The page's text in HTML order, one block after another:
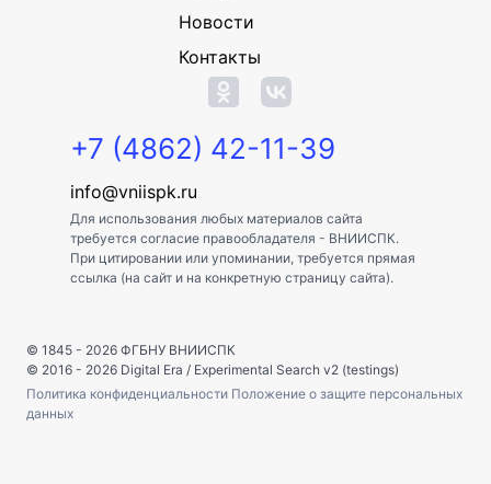
Новости
Контакты
+7 (4862) 42-11-39
info@vniispk.ru
Для использования любых материалов сайта
требуется согласие правообладателя - ВНИИСПК.
При цитировании или упоминании, требуется прямая
ссылка (на сайт и на конкретную страницу сайта).
© 1845 - 2026 ФГБНУ ВНИИСПК
© 2016 - 2026 Digital Era / Experimental Search v2 (testings)
Политика конфиденциальности Положение о защите персональных
данных